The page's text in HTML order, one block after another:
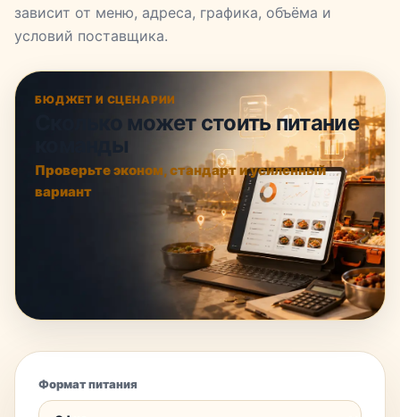
зависит от меню, адреса, графика, объёма и
условий поставщика.
БЮДЖЕТ И СЦЕНАРИИ
Сколько может стоить питание
команды
Проверьте эконом, стандарт и усиленный
вариант
Формат питания